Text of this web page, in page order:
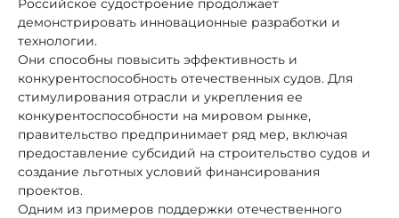
Российское судостроение продолжает
демонстрировать инновационные разработки и
технологии.
Они способны повысить эффективность и
конкурентоспособность отечественных судов. Для
стимулирования отрасли и укрепления ее
конкурентоспособности на мировом рынке,
правительство предпринимает ряд мер, включая
предоставление субсидий на строительство судов и
создание льготных условий финансирования
проектов.
Одним из примеров поддержки отечественного